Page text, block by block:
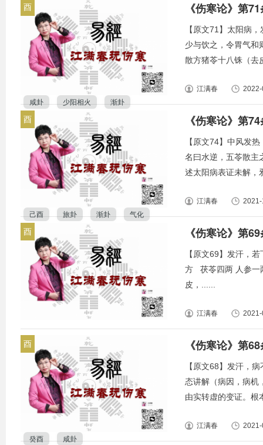
酉 《伤寒论》第
【原文71】太阳病
少与饮之，令胃气和
散方猪苓十八铢（去
江满春
咸卦
少阳相火 渐卦
酉 《伤寒论》第
【原文74】中风发
名曰水逆，五苓散主
述太阳病表证未解，
江满春
2021-
己酉
旅卦 渐卦 气化
酉 《伤寒论》第
【原文69】发汗，
方 茯苓四两 人参一
皮，......
江满春
酉 《伤寒论》第
【原文68】发汗，
态讲解（病因，病机
由实转虚的变证。根
江满春
癸酉
咸卦